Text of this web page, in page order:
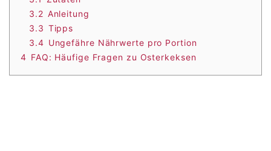
3.2 Anleitung
3.3 Tipps
3.4 Ungefähre Nährwerte pro Portion
4 FAQ: Häufige Fragen zu Osterkeksen